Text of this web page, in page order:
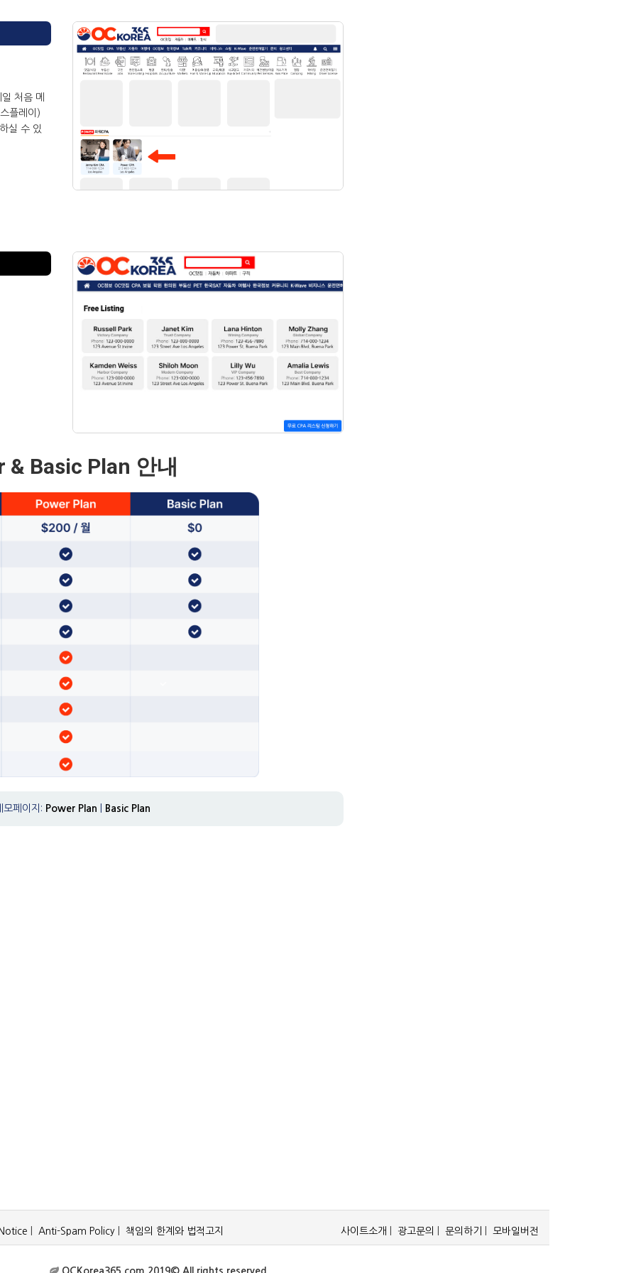
처음 메
플레이)
실 수 있
& Basic Plan 안내
모페이지: Power Plan Basic Plan
Anti-Spam Policy 책임의 한계와 법적고지 사이트소개 광고문의 문의하기 모바일버전
OCKorea365.com 2019© All rights reserved.